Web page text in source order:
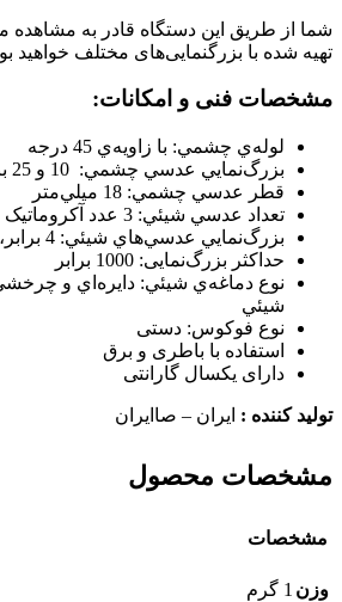
شما از طریق این دستگاه قادر به
تهیه شده با بزرگنمایی‌های مختلف خواهید
مشخصات فنی و امکانات:
لوله‌ي چشمي: با زاويه‌ي 45 درجه
بزرگ‌نمايي عدسي چشمي: 10 و 25 برابر
قطر عدسي چشمي: 18 ميلي‌متر
تعداد عدسي شيئي: 3 عدد آکروماتیک
بزرگ‌نمايي‌ عدسي‌هاي شيئي: 4 برابر، 10 برابر و 40 برابر
حداکثر بزرگ‌نمایی: 1000 برابر
نوع دماغه‌ي شيئي: دايره‌اي و
شيئي
نوع فوکوس: دستی
استفاده با باطری و برق
دارای یکسال گارانتی
تولید کننده : ایران – صاایران
مشخصات محصول
مشخصات
وزن 1 گرم